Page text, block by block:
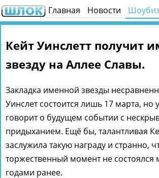
Главная Новости Шоубиз
Кейт Уинслетт получит
звезду на Аллее Славы.
Закладка именной звезды
Уинслет состоится лишь 17 марта, но
говорит о будущем событии с
придыханием. Ещё бы, талантливая
заслужила такую награду и странно,
торжественный момент не состоялся
годами ранее.